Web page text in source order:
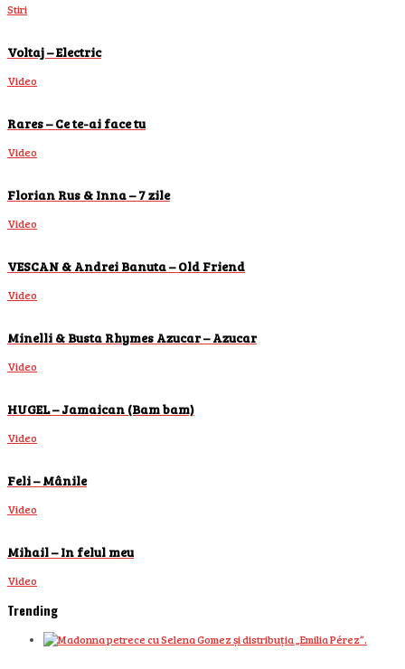
Stiri
Voltaj – Electric
Video
Rares – Ce te-ai face tu
Video
Florian Rus & Inna – 7 zile
Video
VESCAN & Andrei Banuta – Old Friend
Video
Minelli & Busta Rhymes Azucar – Azucar
Video
HUGEL – Jamaican (Bam bam)
Video
Feli – Mânile
Video
Mihail – In felul meu
Video
Trending